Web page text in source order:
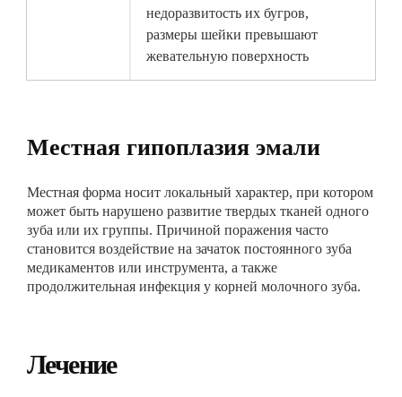
недоразвитость их бугров,
размеры шейки превышают
жевательную поверхность
Местная гипоплазия эмали
Местная форма носит локальный характер, при котором
может быть нарушено развитие твердых тканей одного
зуба или их группы. Причиной поражения часто
становится воздействие на зачаток постоянного зуба
медикаментов или инструмента, а также
продолжительная инфекция у корней молочного зуба.
Лечение